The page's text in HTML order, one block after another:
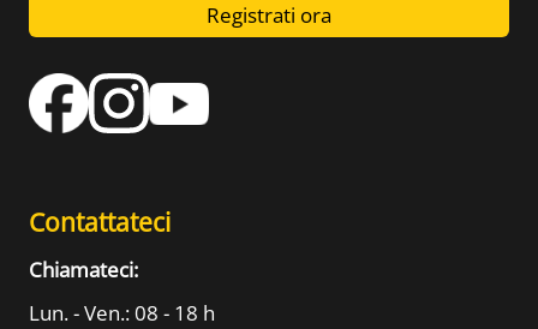
Registrati ora
Contattateci
Chiamateci:
Lun. - Ven.: 08 - 18 h